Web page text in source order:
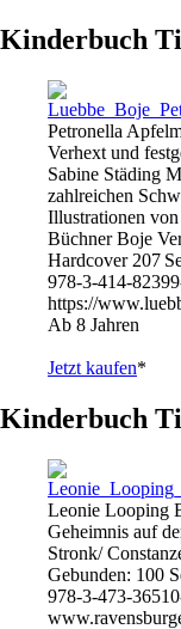
Kinderbuch
Petronella
Verhext und
Sabine Städing
zahlreichen
Illustrationen
Büchner Boje
Hardcover 207
978-3-414-
https://
Ab 8 Jahren
Jetzt kaufen*
Kinderbuch
Leonie Looping
Geheimnis auf
Stronk/
Gebunden: 100
978-3-473-